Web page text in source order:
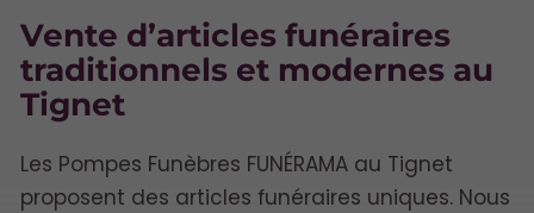
Vente d’articles funéraires
traditionnels et modernes au
Tignet
Les Pompes Funèbres FUNÉRAMA au Tignet
proposent des articles funéraires uniques. Nous